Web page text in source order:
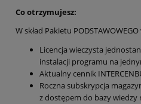
Co otrzymujesz:
W skład Pakietu
Licencja wieczysta
instalacji programu na
Aktualny cennik
Roczna subskrypcja
z dostępem do bazy wiedzy